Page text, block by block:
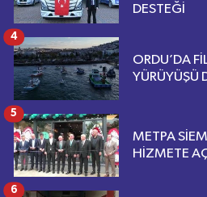
DESTEĞİ
ORDU’DA
YÜRÜYÜŞÜ
4
METPA
HİZMETE
5
6